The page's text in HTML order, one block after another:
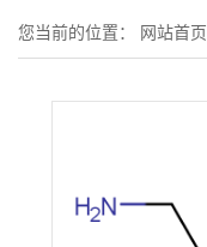
您当前的位置： 网站首页